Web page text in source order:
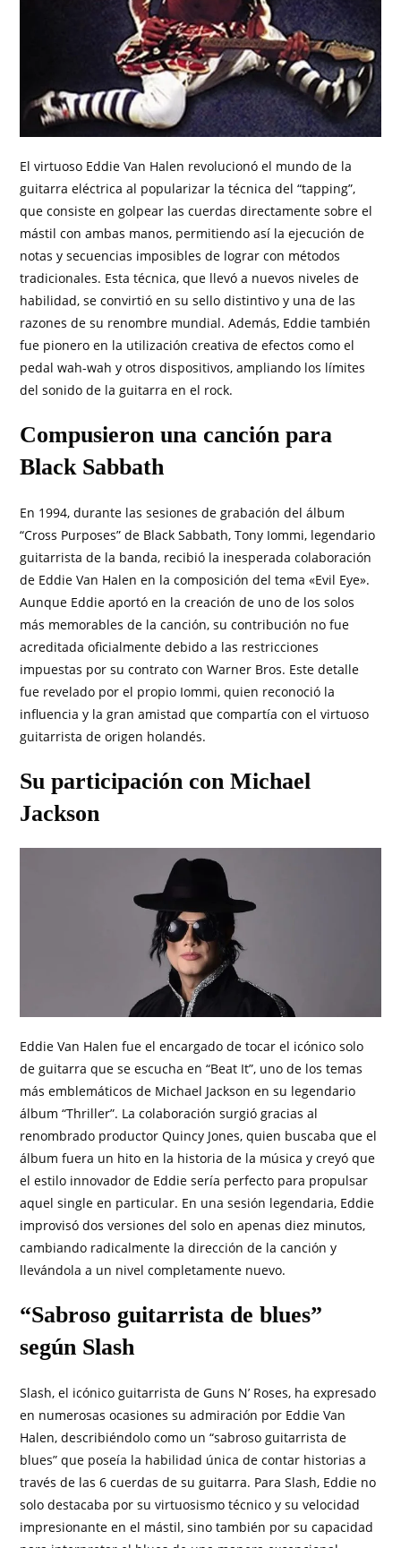
El virtuoso Eddie Van Halen revolucionó el mundo de la
guitarra eléctrica al popularizar la técnica del “tapping”,
que consiste en golpear las cuerdas directamente sobre el
mástil con ambas manos, permitiendo así la ejecución de
notas y secuencias imposibles de lograr con métodos
tradicionales. Esta técnica, que llevó a nuevos niveles de
habilidad, se convirtió en su sello distintivo y una de las
razones de su renombre mundial. Además, Eddie también
fue pionero en la utilización creativa de efectos como el
pedal wah-wah y otros dispositivos, ampliando los límites
del sonido de la guitarra en el rock.
Compusieron una canción para
Black Sabbath
En 1994, durante las sesiones de grabación del álbum
“Cross Purposes” de Black Sabbath, Tony Iommi, legendario
guitarrista de la banda, recibió la inesperada colaboración
de Eddie Van Halen en la composición del tema «Evil Eye».
Aunque Eddie aportó en la creación de uno de los solos
más memorables de la canción, su contribución no fue
acreditada oficialmente debido a las restricciones
impuestas por su contrato con Warner Bros. Este detalle
fue revelado por el propio Iommi, quien reconoció la
influencia y la gran amistad que compartía con el virtuoso
guitarrista de origen holandés.
Su participación con Michael
Jackson
Eddie Van Halen fue el encargado de tocar el icónico solo
de guitarra que se escucha en “Beat It”, uno de los temas
más emblemáticos de Michael Jackson en su legendario
álbum “Thriller”. La colaboración surgió gracias al
renombrado productor Quincy Jones, quien buscaba que el
álbum fuera un hito en la historia de la música y creyó que
el estilo innovador de Eddie sería perfecto para propulsar
aquel single en particular. En una sesión legendaria, Eddie
improvisó dos versiones del solo en apenas diez minutos,
cambiando radicalmente la dirección de la canción y
llevándola a un nivel completamente nuevo.
“Sabroso guitarrista de blues”
según Slash
Slash, el icónico guitarrista de Guns N’ Roses, ha expresado
en numerosas ocasiones su admiración por Eddie Van
Halen, describiéndolo como un “sabroso guitarrista de
blues” que poseía la habilidad única de contar historias a
través de las 6 cuerdas de su guitarra. Para Slash, Eddie no
solo destacaba por su virtuosismo técnico y su velocidad
impresionante en el mástil, sino también por su capacidad